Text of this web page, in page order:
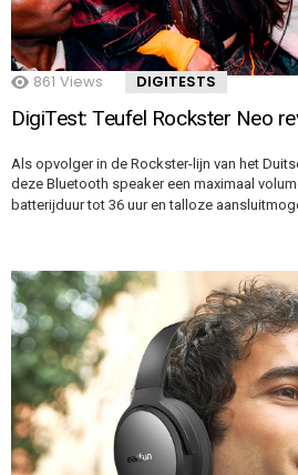
861 Views DIGITESTS
DigiTest: Teufel Rockster Neo
Als opvolger in de Rockster-lijn van het
deze Bluetooth speaker een maximaal
batterijduur tot 36 uur en talloze